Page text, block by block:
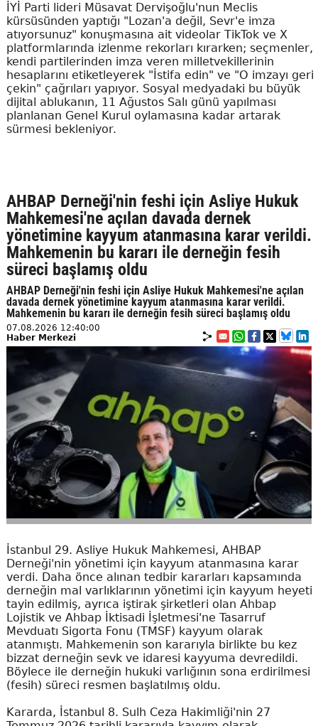
İYİ Parti lideri Müsavat Dervişoğlu'nun Meclis
kürsüsünden yaptığı "Lozan'a değil, Sevr'e imza
atıyorsunuz" konuşmasına ait videolar TikTok ve X
platformlarında izlenme rekorları kırarken; seçmenler,
kendi partilerinden imza veren milletvekillerinin
hesaplarını etiketleyerek "İstifa edin" ve "O imzayı geri
çekin" çağrıları yapıyor. Sosyal medyadaki bu büyük
dijital ablukanın, 11 Ağustos Salı günü yapılması
planlanan Genel Kurul oylamasına kadar artarak
sürmesi bekleniyor.
AHBAP Derneği'nin feshi için Asliye Hukuk
Mahkemesi'ne açılan davada dernek
yönetimine kayyum atanmasına karar verildi.
Mahkemenin bu kararı ile derneğin fesih
süreci başlamış oldu
AHBAP Derneği'nin feshi için Asliye Hukuk Mahkemesi'ne açılan
davada dernek yönetimine kayyum atanmasına karar verildi.
Mahkemenin bu kararı ile derneğin fesih süreci başlamış oldu
07.08.2026 12:40:00
Haber Merkezi
İstanbul 29. Asliye Hukuk Mahkemesi, AHBAP
Derneği'nin yönetimi için kayyum atanmasına karar
verdi. Daha önce alınan tedbir kararları kapsamında
derneğin mal varlıklarının yönetimi için kayyum heyeti
tayin edilmiş, ayrıca iştirak şirketleri olan Ahbap
Lojistik ve Ahbap İktisadi İşletmesi'ne Tasarruf
Mevduatı Sigorta Fonu (TMSF) kayyum olarak
atanmıştı. Mahkemenin son kararıyla birlikte bu kez
bizzat derneğin sevk ve idaresi kayyuma devredildi.
Böylece ile derneğin hukuki varlığının sona erdirilmesi
(fesih) süreci resmen başlatılmış oldu.
Kararda, İstanbul 8. Sulh Ceza Hakimliği'nin 27